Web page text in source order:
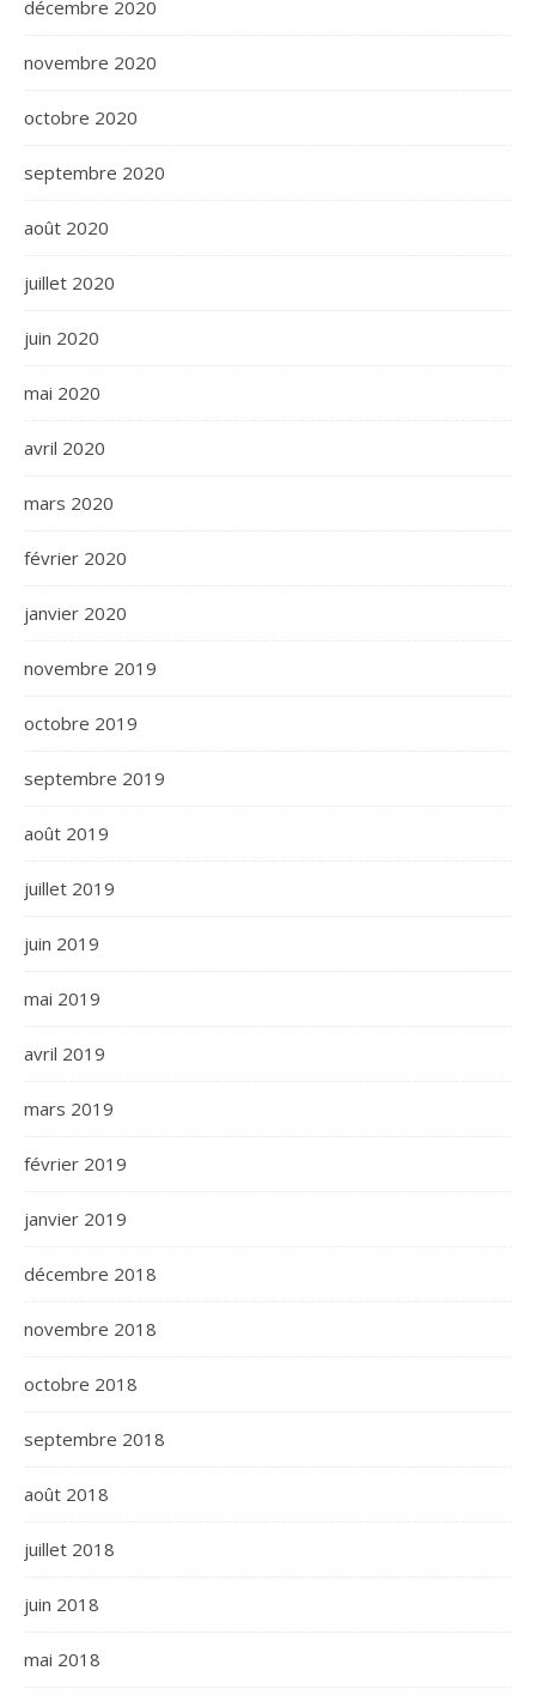
décembre 2020
novembre 2020
octobre 2020
septembre 2020
août 2020
juillet 2020
juin 2020
mai 2020
avril 2020
mars 2020
février 2020
janvier 2020
novembre 2019
octobre 2019
septembre 2019
août 2019
juillet 2019
juin 2019
mai 2019
avril 2019
mars 2019
février 2019
janvier 2019
décembre 2018
novembre 2018
octobre 2018
septembre 2018
août 2018
juillet 2018
juin 2018
mai 2018